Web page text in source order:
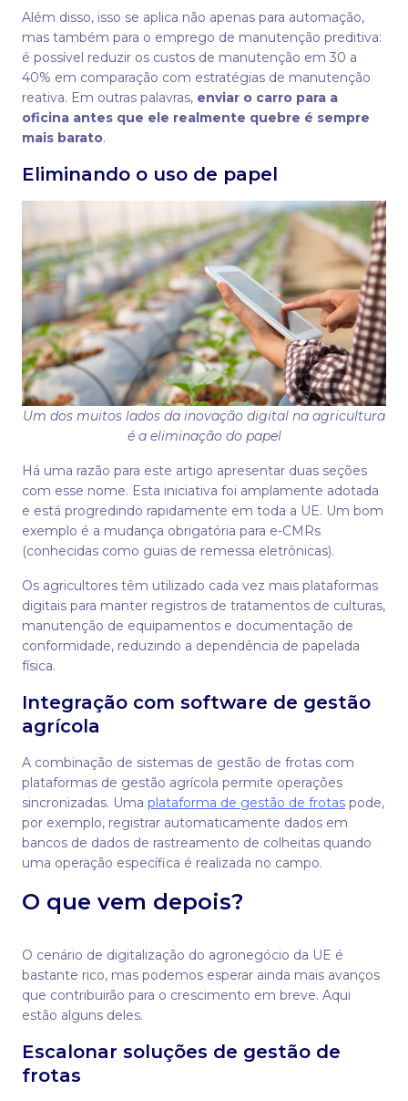
Além disso, isso se aplica não apenas para automação,
mas também para o emprego de manutenção preditiva:
é possível reduzir os custos de manutenção em 30 a
40% em comparação com estratégias de manutenção
reativa. Em outras palavras, enviar o carro para a
oficina antes que ele realmente quebre é sempre
mais barato.
Eliminando o uso de papel
Um dos muitos lados da inovação digital na agricultura
é a eliminação do papel
Há uma razão para este artigo apresentar duas seções
com esse nome. Esta iniciativa foi amplamente adotada
e está progredindo rapidamente em toda a UE. Um bom
exemplo é a mudança obrigatória para e-CMRs
(conhecidas como guias de remessa eletrônicas).
Os agricultores têm utilizado cada vez mais plataformas
digitais para manter registros de tratamentos de culturas,
manutenção de equipamentos e documentação de
conformidade, reduzindo a dependência de papelada
física.
Integração com software de gestão
agrícola
A combinação de sistemas de gestão de frotas com
plataformas de gestão agrícola permite operações
sincronizadas. Uma plataforma de gestão de frotas pode,
por exemplo, registrar automaticamente dados em
bancos de dados de rastreamento de colheitas quando
uma operação específica é realizada no campo.
O que vem depois?
O cenário de digitalização do agronegócio da UE é
bastante rico, mas podemos esperar ainda mais avanços
que contribuirão para o crescimento em breve. Aqui
estão alguns deles.
Escalonar soluções de gestão de
frotas